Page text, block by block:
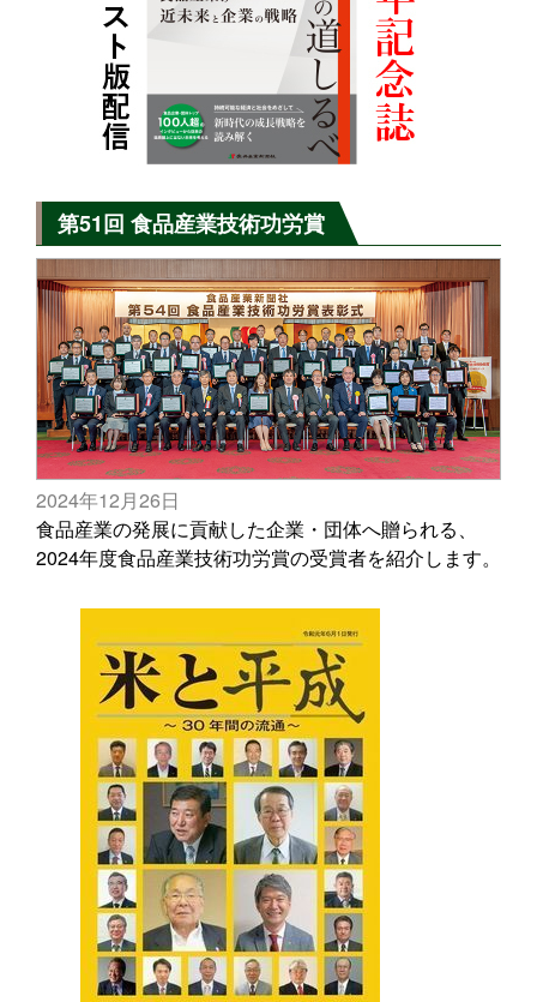
第51回 食品産業技術功労賞
2024年12月26日
食品産業の発展に貢献した企業・団体へ贈られる、
2024年度食品産業技術功労賞の受賞者を紹介します。